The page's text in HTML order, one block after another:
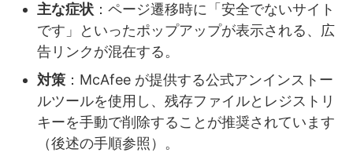
主な症状 ：ページ遷移時に「安全でないサイト
です」といったポップアップが表示される、広
告リンクが混在する。
対策 ：McAfee が提供する公式アンインストー
ルツールを使用し、残存ファイルとレジストリ
キーを手動で削除することが推奨されています
（後述の手順参照）。